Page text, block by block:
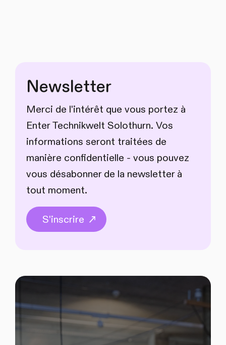
Newsletter
Merci de l'intérêt que vous portez à
Enter Technikwelt Solothurn. Vos
informations seront traitées de
manière confidentielle - vous pouvez
vous désabonner de la newsletter à
tout moment.
S'inscrire